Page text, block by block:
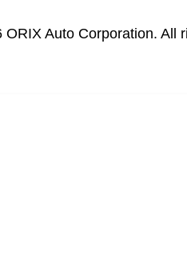
Auto Corporation. All